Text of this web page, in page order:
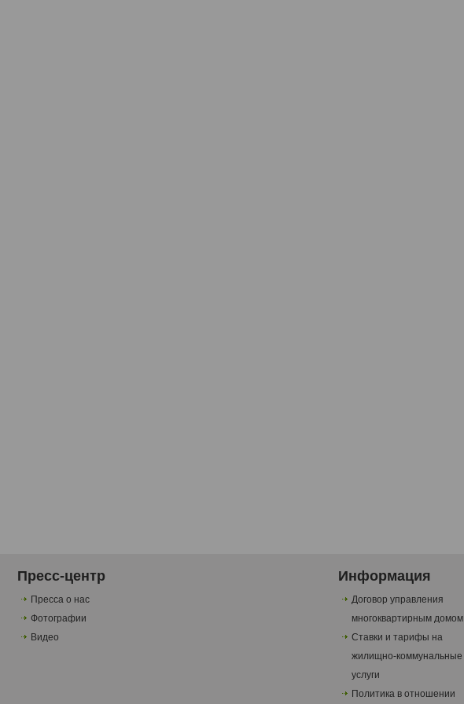
Пресс-центр
Пресса о нас
Фотографии
Видео
Информация
Договор управления
многоквартирным домом
Ставки и тарифы на
жилищно-коммунальные
услуги
Политика в отношении